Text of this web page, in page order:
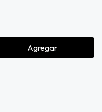
Agregar